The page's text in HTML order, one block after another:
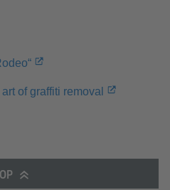
of graffiti removal